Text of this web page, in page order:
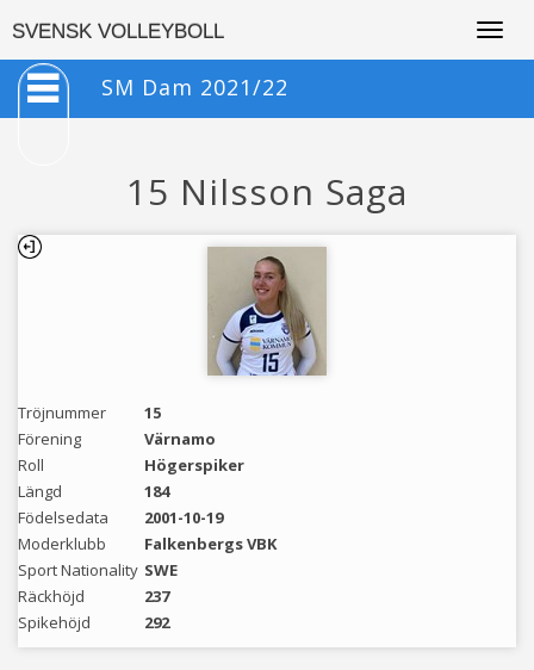
SVENSK VOLLEYBOLL
SM Dam 2021/22
15 Nilsson Saga
Tröjnummer
15
Förening
Värnamo
Roll
Högerspiker
Längd
184
Födelsedata
2001-10-19
Moderklubb
Falkenbergs VBK
Sport Nationality SWE
Räckhöjd
237
Spikehöjd
292